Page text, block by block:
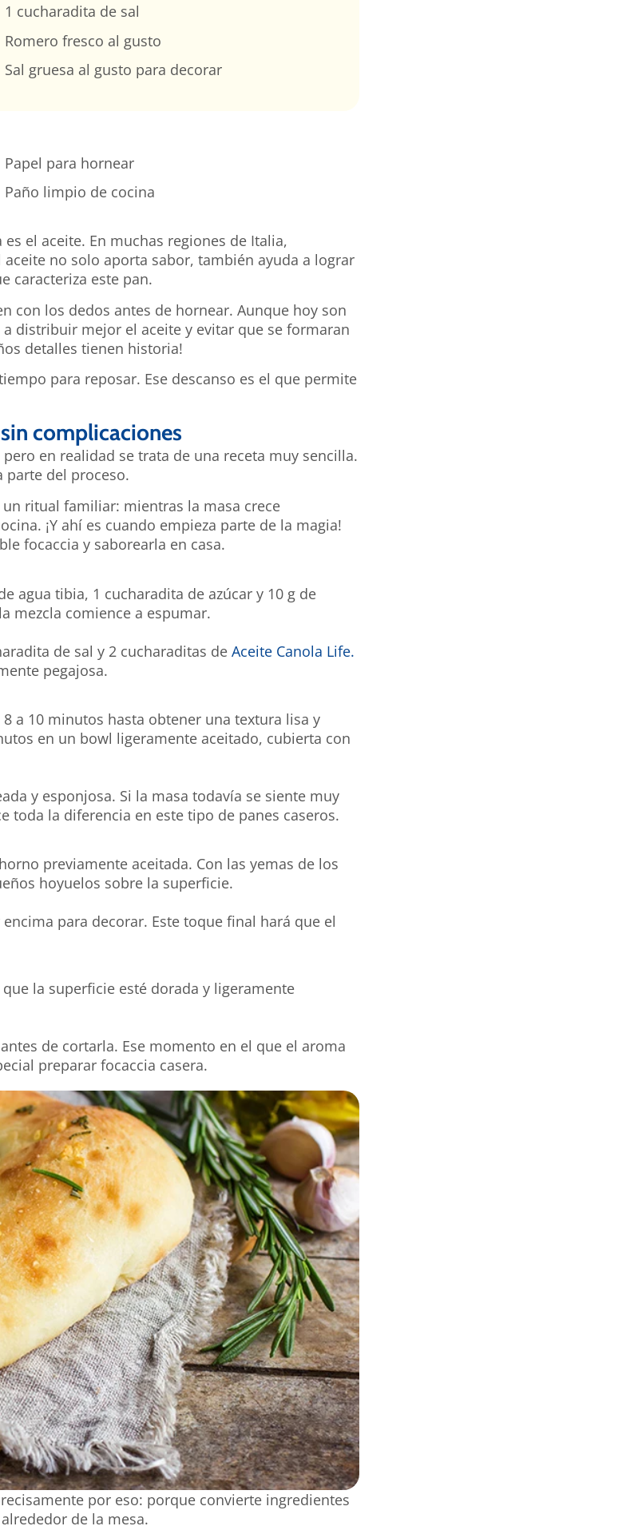
1 cucharadita de sal
Romero fresco al gusto
Sal gruesa al gusto para decorar
Papel para hornear
Paño limpio de cocina
el aceite. En muchas regiones de Italia,
no solo aporta sabor, también ayuda a lograr
caracteriza este pan.
con los dedos antes de hornear. Aunque hoy son
distribuir mejor el aceite y evitar que se formaran
detalles tienen historia!
para reposar. Ese descanso es el que permite
complicaciones
en realidad se trata de una receta muy sencilla.
parte del proceso.
ritual familiar: mientras la masa crece
¡Y ahí es cuando empieza parte de la magia!
focaccia y saborearla en casa.
agua tibia, 1 cucharadita de azúcar y 10 g de
mezcla comience a espumar.
de sal y 2 cucharaditas de Aceite Canola Life.
pegajosa.
a 10 minutos hasta obtener una textura lisa y
en un bowl ligeramente aceitado, cubierta con
y esponjosa. Si la masa todavía se siente muy
toda la diferencia en este tipo de panes caseros.
previamente aceitada. Con las yemas de los
hoyuelos sobre la superficie.
para decorar. Este toque final hará que el
la superficie esté dorada y ligeramente
de cortarla. Ese momento en el que el aroma
preparar focaccia casera.
por eso: porque convierte ingredientes
de la mesa.